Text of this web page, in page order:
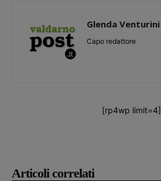
Articoli correlati
Glenda Venturini
Capo redattore
[rp4wp limit=4]